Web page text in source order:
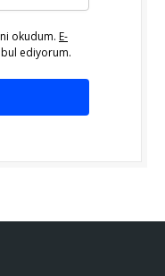
okudum. E-
ediyorum.